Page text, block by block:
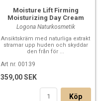
Moisture Lift Firming
Moisturizing Day Cream
Logona Naturkosmetik
Ansiktskräm med naturliga extrakt
stramar upp huden och skyddar
den från för ...
Art nr. 00139
359,00 SEK
Köp